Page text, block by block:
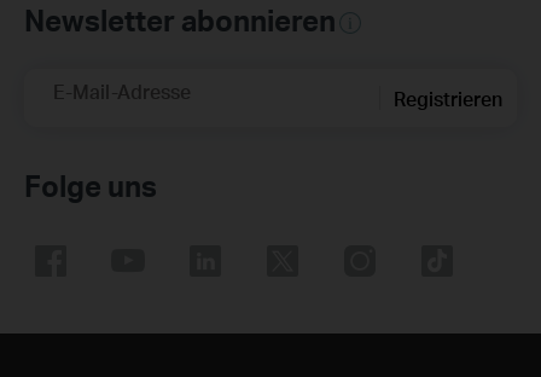
Newsletter abonnieren
E-Mail-Adresse Registrieren
Folge uns